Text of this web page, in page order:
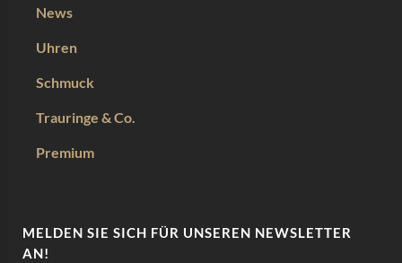
News
Uhren
Schmuck
Trauringe & Co.
Premium
MELDEN SIE SICH FÜR UNSEREN NEWSLETTER
AN!